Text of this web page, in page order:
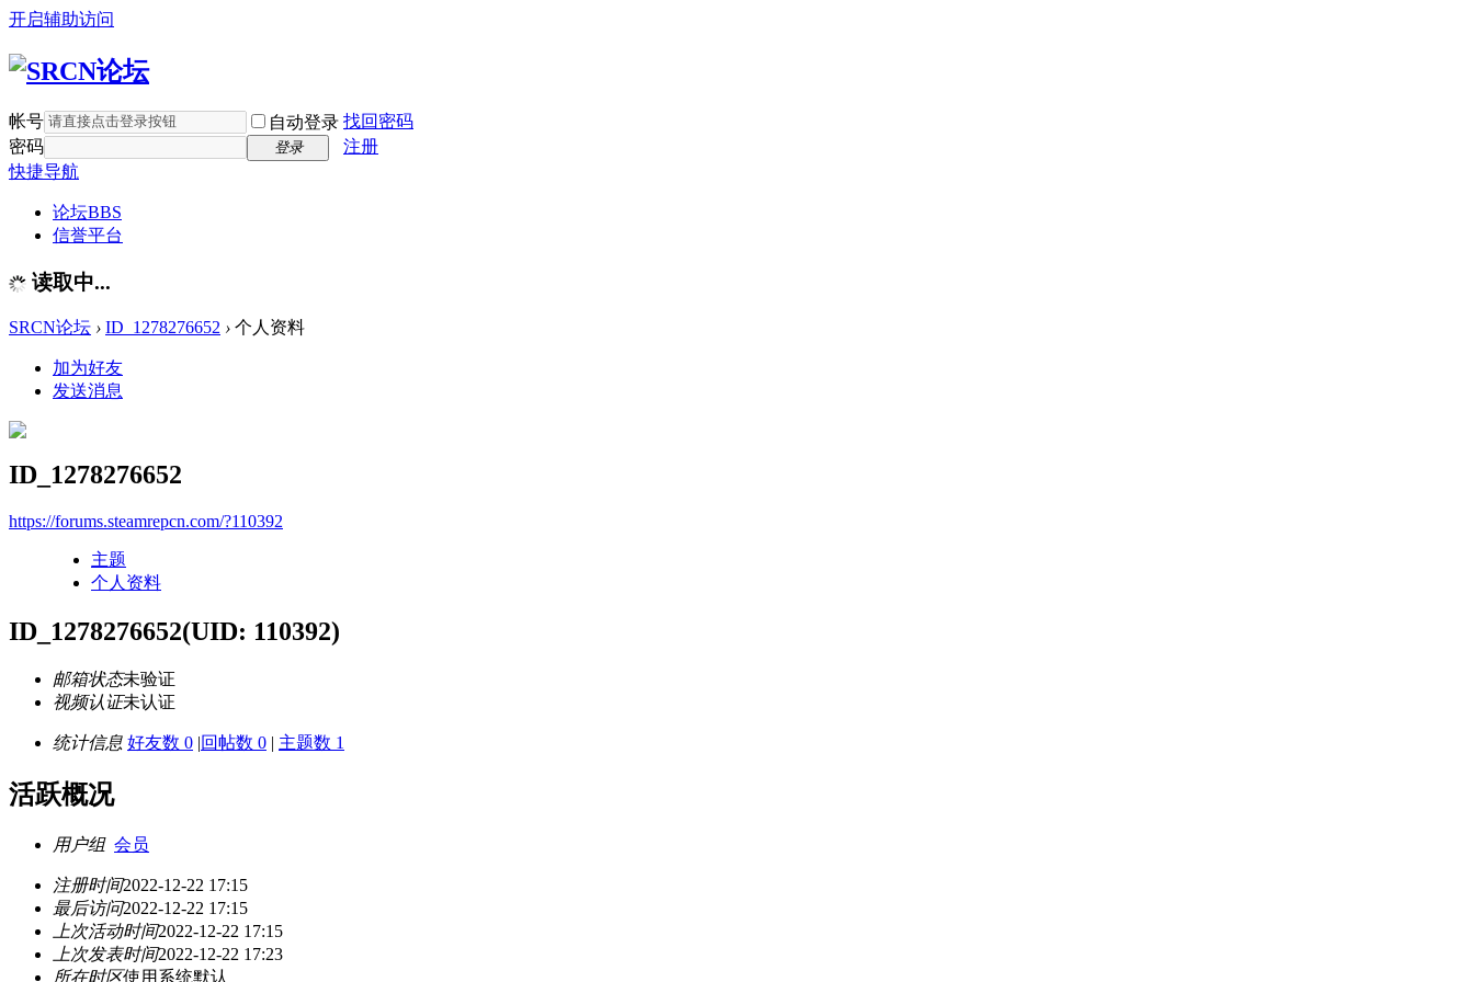
开启辅助访问
帐号 自动登录 找回密码
密码
登录
注册
快捷导航
论坛BBS
信誉平台
读取中...
SRCN论坛 › ID_1278276652 › 个人资料
加为好友
发送消息
ID_1278276652
https://forums.steamrepcn.com/?110392
主题
个人资料
ID_1278276652(UID: 110392)
邮箱状态未验证
视频认证未认证
统计信息 好友数 0 |回帖数 0 | 主题数 1
活跃概况
用户组 会员
注册时间2022-12-22 17:15
最后访问2022-12-22 17:15
上次活动时间2022-12-22 17:15
上次发表时间2022-12-22 17:23
所在时区使用系统默认